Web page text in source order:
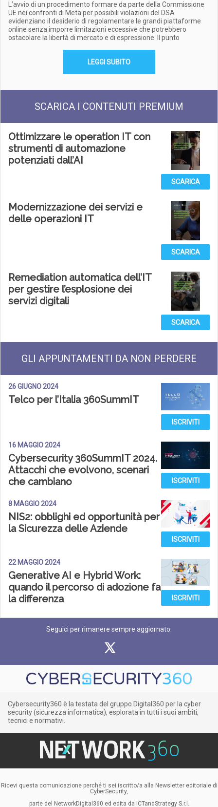
L’avvio di un procedimento formare da parte della Commissione
UE nei confronti di Meta per possibili violazioni del DSA
evidenziano il desiderio di regolamentare le grandi piattaforme
online senza imporre limitazioni eccessive che potrebbero
ostacolare la libertà di mercato e di espressione. Il punto
LEGGI SUBITO
SCARICA I CONTENUTI PREMIUM
Ottimizzare le operation IT con
strumenti di automazione
potenziati dall’AI
SCARICA
Modernizzazione dei servizi e
delle operazioni IT
SCARICA
Remediation automatica dell’IT
per gestire l’esplosione dei
servizi digitali
SCARICA
GLI APPUNTAMENTI DA NON PERDERE
26 GIUGNO 2024
Telco per l’Italia 360SummIT
ISCRIVITI
16 MAGGIO 2024
Cybersecurity 360SummIT 2024.
Attacchi che evolvono, scenari
che cambiano
ISCRIVITI
8 MAGGIO 2024
NIS2: obblighi ed opportunità per
la Sicurezza delle Aziende
ISCRIVITI
22 MAGGIO 2024
Generative AI e Hybrid Work:
quando il percorso di adozione fa
la differenza
ISCRIVITI
Seguici per rimanere sempre aggiornato:
Cybersecurity360 è la testata del gruppo Digital360 per la cyber
security (sicurezza informatica), esplorata in tutti i suoi ambiti,
tecnici e normativi.
Ricevi questa comunicazione perché ti sei iscritto/a alla Newsletter editoriale di
CyberSecurity,
parte del NetworkDigital360 ed edita da ICTandStrategy S.r.l.